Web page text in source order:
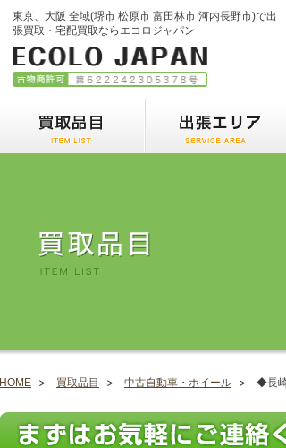
東京、大阪 全域(堺市 松原市 富田林市 河内長野市)で出
張買取・宅配買取ならエコロジャパン
HOME 買取品目 中古自動車・ホイール ◆長